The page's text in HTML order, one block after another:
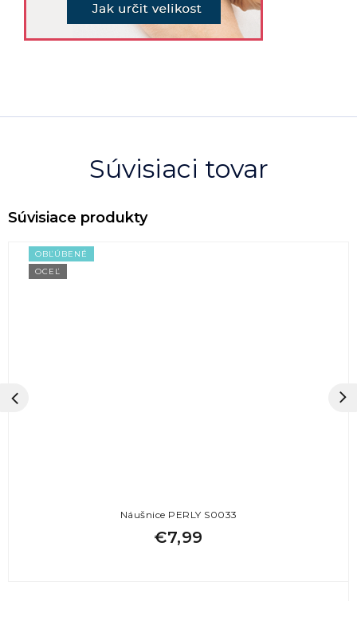
Súvisiaci tovar
OBĽÚBENÉ
OCEĽ
Náušnice PERLY S0033
€7,99